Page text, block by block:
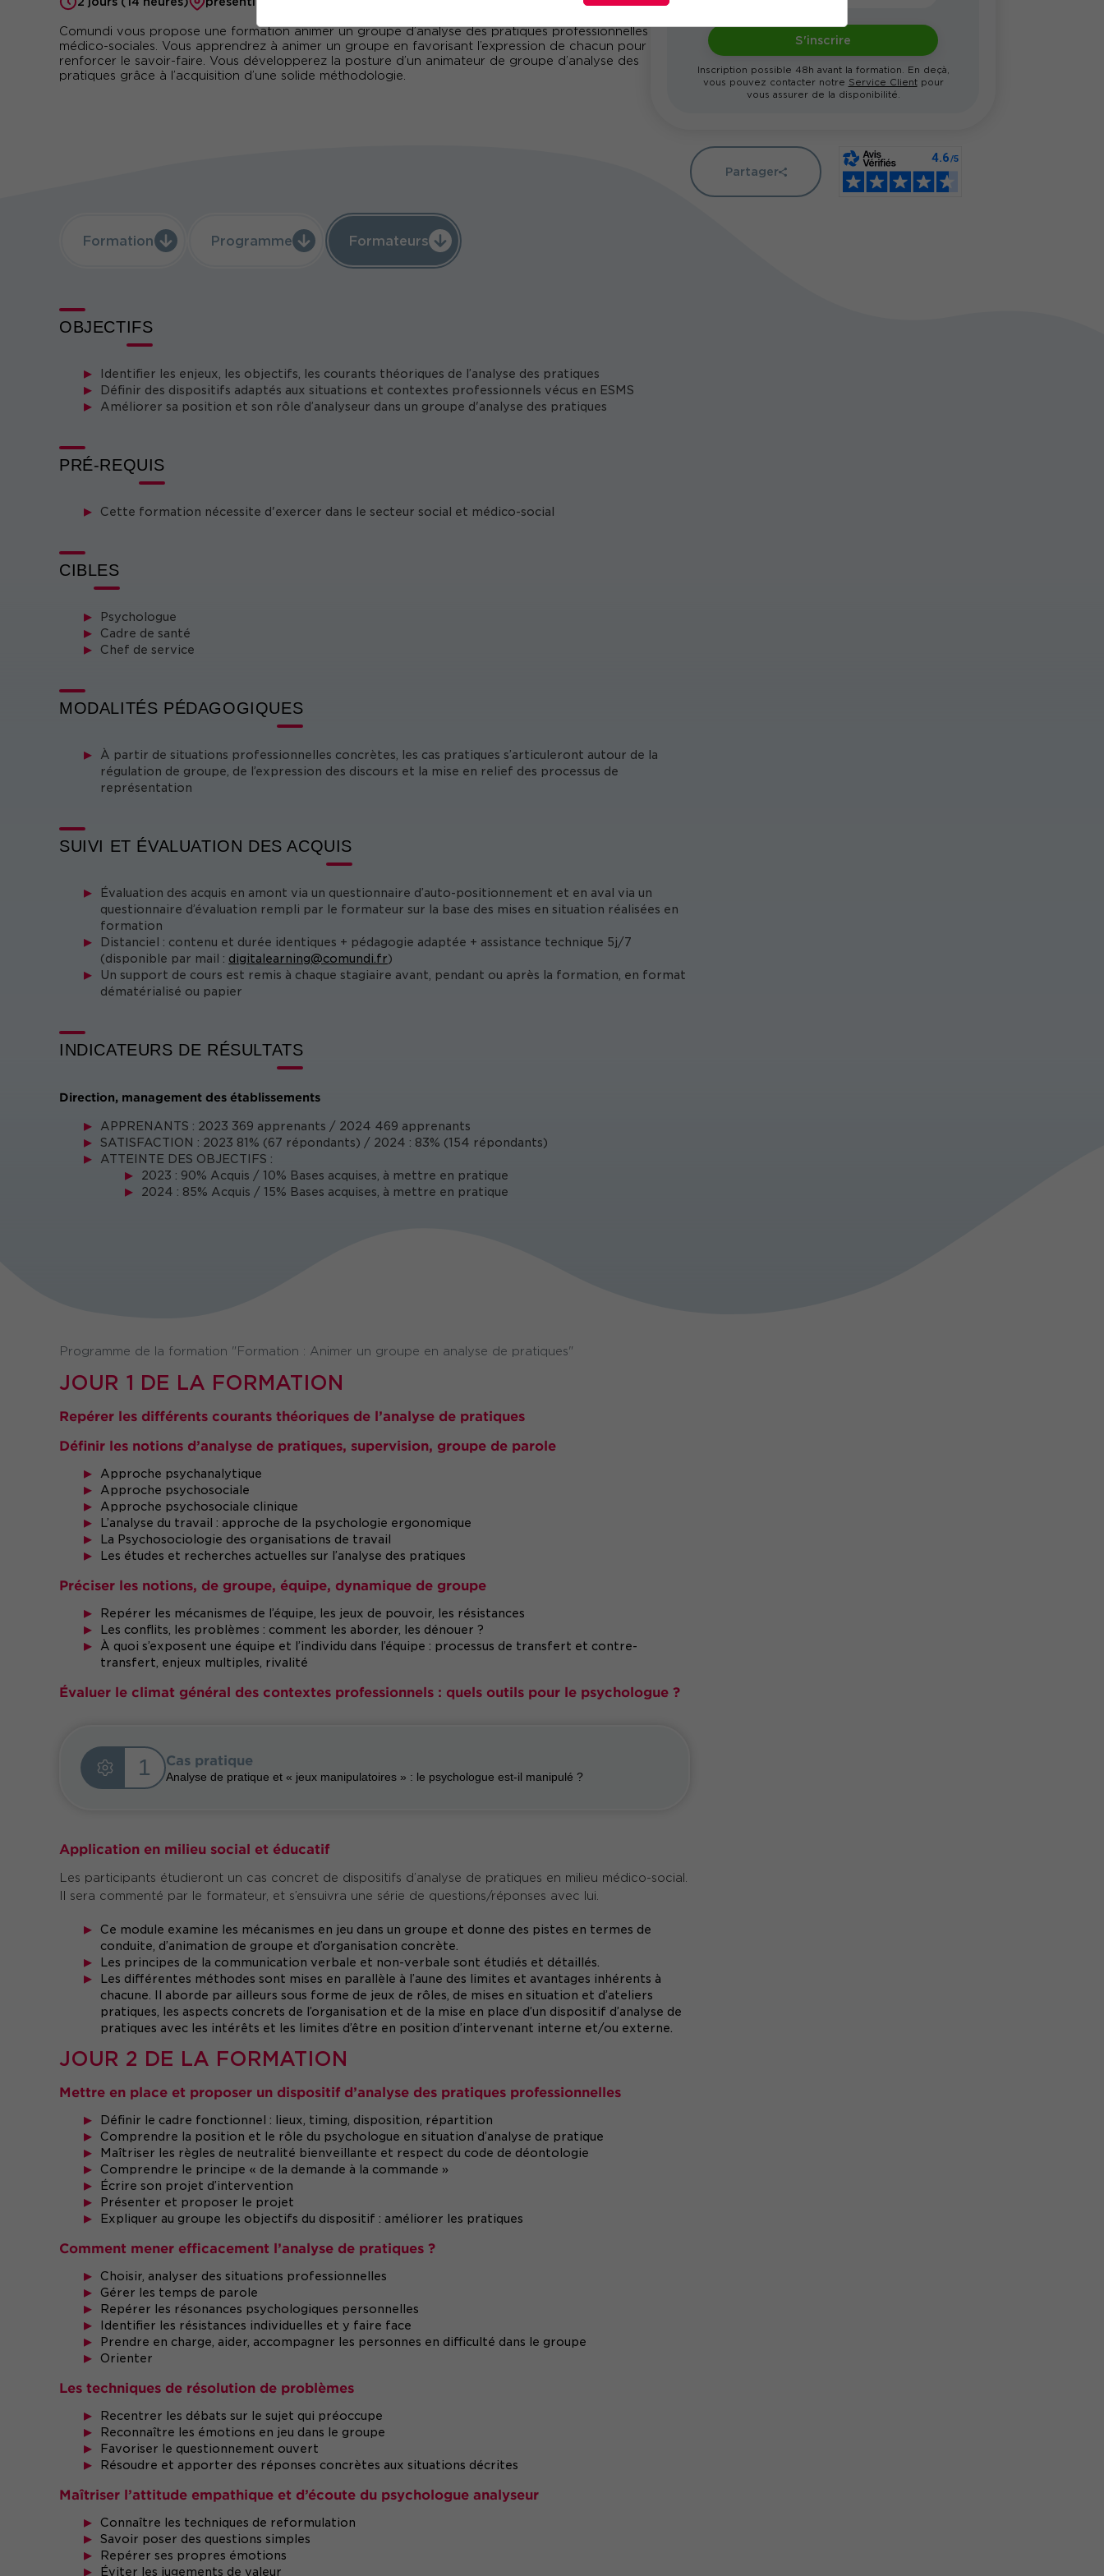
Comundi vous propose une formation animer un groupe d’analyse des pratiques professionnelles
médico-sociales. Vous apprendrez à animer un groupe en favorisant l’expression de chacun pour
renforcer le savoir-faire. Vous développerez la posture d’un animateur de groupe d’analyse des
pratiques grâce à l’acquisition d’une solide méthodologie.
Formation Programme Formateurs
OBJECTIFS
Identifier les enjeux, les objectifs, les courants théoriques de l’analyse des pratiques
Définir des dispositifs adaptés aux situations et contextes professionnels vécus en ESMS
Améliorer sa position et son rôle d’analyseur dans un groupe d'analyse des pratiques
PRÉ-REQUIS
Cette formation nécessite d'exercer dans le secteur social et médico-social
CIBLES
Psychologue
Cadre de santé
Chef de service
MODALITÉS PÉDAGOGIQUES
À partir de situations professionnelles concrètes, les cas pratiques s’articuleront autour de la
régulation de groupe, de l’expression des discours et la mise en relief des processus de
représentation
SUIVI ET ÉVALUATION DES ACQUIS
Évaluation des acquis en amont via un questionnaire d’auto-positionnement et en aval via un
questionnaire d’évaluation rempli par le formateur sur la base des mises en situation réalisées en
formation
Distanciel : contenu et durée identiques + pédagogie adaptée + assistance technique 5j/7
(disponible par mail : digitalearning@comundi.fr)
Un support de cours est remis à chaque stagiaire avant, pendant ou après la formation, en format
dématérialisé ou papier
INDICATEURS DE RÉSULTATS
Direction, management des établissements
APPRENANTS : 2023 369 apprenants / 2024 469 apprenants
SATISFACTION : 2023 81% (67 répondants) / 2024 : 83% (154 répondants)
ATTEINTE DES OBJECTIFS :
2023 : 90% Acquis / 10% Bases acquises, à mettre en pratique
2024 : 85% Acquis / 15% Bases acquises, à mettre en pratique
Programme de la formation "Formation : Animer un groupe en analyse de pratiques"
JOUR 1 DE LA FORMATION
Repérer les différents courants théoriques de l’analyse de pratiques
Définir les notions d’analyse de pratiques, supervision, groupe de parole
Approche psychanalytique
Approche psychosociale
Approche psychosociale clinique
L’analyse du travail : approche de la psychologie ergonomique
La Psychosociologie des organisations de travail
Les études et recherches actuelles sur l’analyse des pratiques
Préciser les notions, de groupe, équipe, dynamique de groupe
Repérer les mécanismes de l’équipe, les jeux de pouvoir, les résistances
Les conflits, les problèmes : comment les aborder, les dénouer ?
À quoi s’exposent une équipe et l’individu dans l’équipe : processus de transfert et contre-
transfert, enjeux multiples, rivalité
Évaluer le climat général des contextes professionnels : quels outils pour le psychologue ?
1 Cas pratique
Analyse de pratique et « jeux manipulatoires » : le psychologue est-il manipulé ?
Application en milieu social et éducatif
Les participants étudieront un cas concret de dispositifs d’analyse de pratiques en milieu médico-social.
Il sera commenté par le formateur, et s’ensuivra une série de questions/réponses avec lui.
Ce module examine les mécanismes en jeu dans un groupe et donne des pistes en termes de
conduite, d’animation de groupe et d’organisation concrète.
Les principes de la communication verbale et non-verbale sont étudiés et détaillés.
Les différentes méthodes sont mises en parallèle à l’aune des limites et avantages inhérents à
chacune. Il aborde par ailleurs sous forme de jeux de rôles, de mises en situation et d’ateliers
pratiques, les aspects concrets de l’organisation et de la mise en place d’un dispositif d’analyse de
pratiques avec les intérêts et les limites d’être en position d’intervenant interne et/ou externe.
JOUR 2 DE LA FORMATION
Mettre en place et proposer un dispositif d’analyse des pratiques professionnelles
Définir le cadre fonctionnel : lieux, timing, disposition, répartition
Comprendre la position et le rôle du psychologue en situation d’analyse de pratique
Maîtriser les règles de neutralité bienveillante et respect du code de déontologie
Comprendre le principe « de la demande à la commande »
Écrire son projet d’intervention
Présenter et proposer le projet
Expliquer au groupe les objectifs du dispositif : améliorer les pratiques
Comment mener efficacement l’analyse de pratiques ?
Choisir, analyser des situations professionnelles
Gérer les temps de parole
Repérer les résonances psychologiques personnelles
Identifier les résistances individuelles et y faire face
Prendre en charge, aider, accompagner les personnes en difficulté dans le groupe
Orienter
Les techniques de résolution de problèmes
Recentrer les débats sur le sujet qui préoccupe
Reconnaître les émotions en jeu dans le groupe
Favoriser le questionnement ouvert
Résoudre et apporter des réponses concrètes aux situations décrites
Maîtriser l’attitude empathique et d’écoute du psychologue analyseur
Connaître les techniques de reformulation
Savoir poser des questions simples
Repérer ses propres émotions
Éviter les jugements de valeur
S'inscrire
Inscription possible 48h avant la formation. En deçà,
vous pouvez contacter notre Service Clientpour
vous assurer de la disponibilité.
Partager